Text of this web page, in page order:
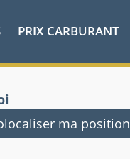
PRIX CARBURANT
ma position